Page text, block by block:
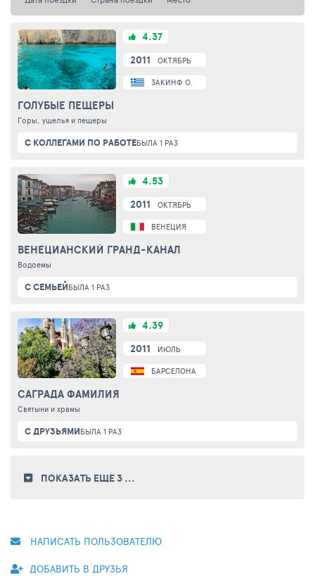
2011 ОКТЯБРЬ
ЗАКИНФ О.
ГОЛУБЫЕ ПЕЩЕРЫ
Горы, ущелья и пещеры
4.37
С КОЛЛЕГАМИ ПО РАБОТЕБЫЛА 1 РАЗ
2011 ОКТЯБРЬ
ВЕНЕЦИЯ
ВЕНЕЦИАНСКИЙ ГРАНД-КАНАЛ
Водоемы
4.53
С СЕМЬЕЙБЫЛА 1 РАЗ
2011 ИЮЛЬ
БАРСЕЛОНА
САГРАДА ФАМИЛИЯ
Святыни и храмы
4.39
С ДРУЗЬЯМИБЫЛА 1 РАЗ
ПОКАЗАТЬ ЕЩЕ 3 ...
НАПИСАТЬ ПОЛЬЗОВАТЕЛЮ
ДОБАВИТЬ В ДРУЗЬЯ